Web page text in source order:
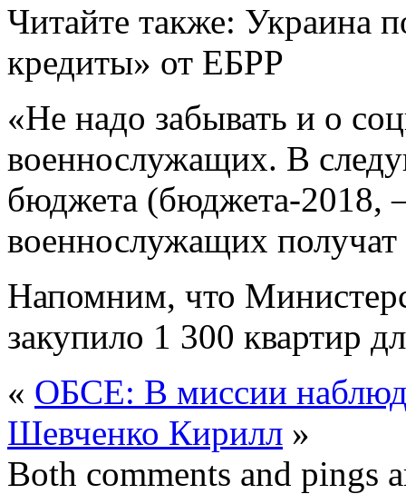
Читайте также: Украина
кредиты» от ЕБРР
«Не надо забывать и о
военнослужащих. В
бюджета (бюджета-2018,
военнослужащих
Напомним, что
закупило 1 300 квартир
« ОБСЕ: В миссии
Шевченко Кирилл »
Both comments and pings